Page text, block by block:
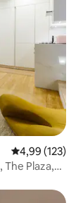
Середня
4,99 (123)
The Plaza,